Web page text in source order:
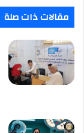
مقالات ذات صلة